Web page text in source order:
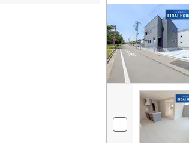
四国
九州・沖縄
該当物件 0
該当物件 0
該当物件 0
該当物件 0
該当物件 0
該当物件 0